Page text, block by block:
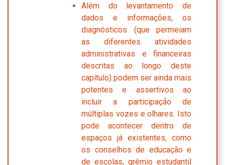
Além do levantamento de
dados e informações, os
diagnósticos (que permeiam
as diferentes atividades
administrativas e financeiras
descritas ao longo deste
capítulo) podem ser ainda mais
potentes e assertivos ao
incluir a participação de
múltiplas vozes e olhares. Isto
pode acontecer dentro de
espaços já existentes, como
os conselhos de educação e
de escolas, grêmio estudantil